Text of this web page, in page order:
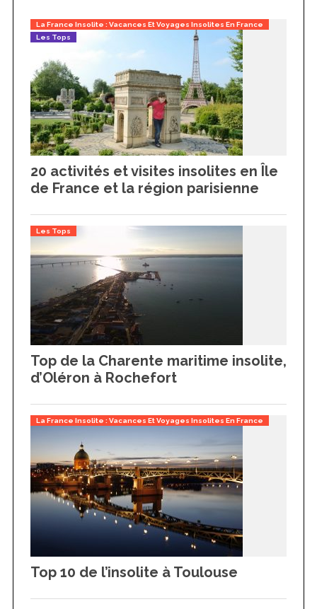
La France Insolite : Vacances Et Voyages Insolites En France
Les Tops
20 activités et visites insolites en Île
de France et la région parisienne
Les Tops
Top de la Charente maritime insolite,
d’Oléron à Rochefort
La France Insolite : Vacances Et Voyages Insolites En France
Top 10 de l’insolite à Toulouse
S
e
a
r
h
f
: